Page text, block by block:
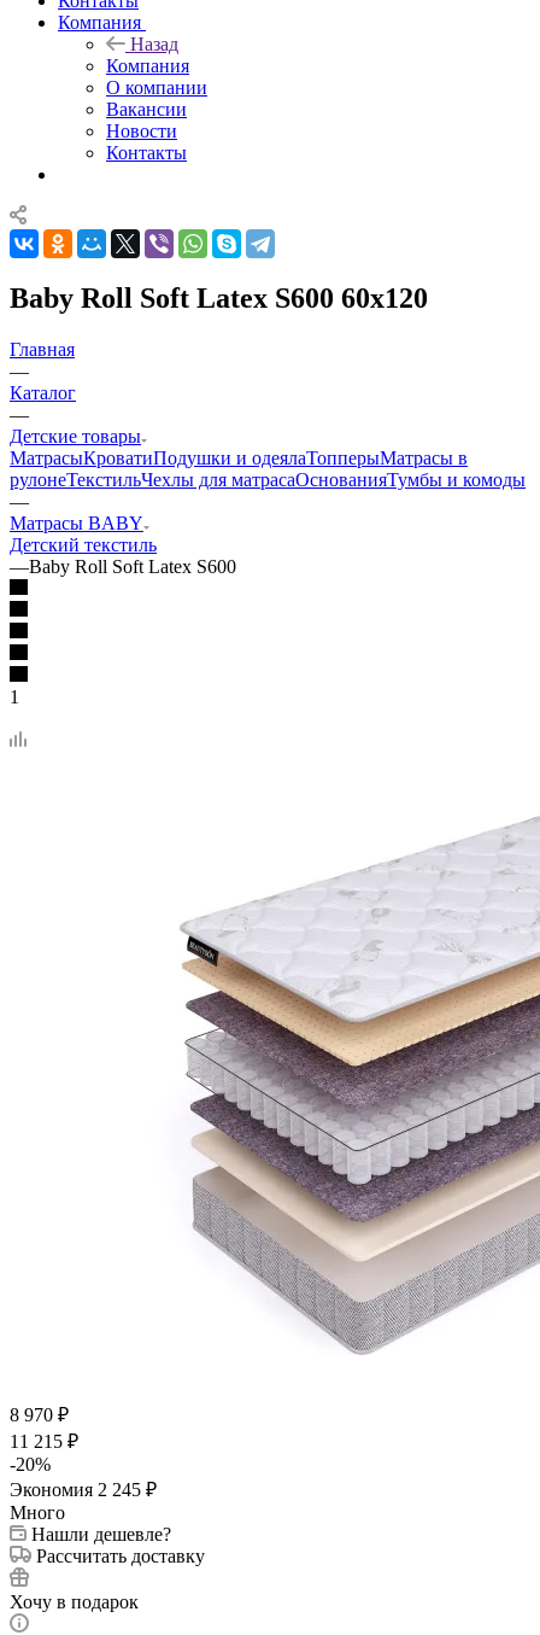
Компания
Назад
Компания
О компании
Вакансии
Новости
Контакты
Baby Roll Soft Latex S600 60x120
Главная
—
Каталог
—
Детские товары
МатрасыКроватиПодушки и одеялаТопперыМатрасы в
рулонеТекстильЧехлы для матрасаОснованияТумбы и комоды
—
Матрасы BABY
Детский текстиль
—Baby Roll Soft Latex S600
1
8 970 ₽
11 215 ₽
-20%
Экономия 2 245 ₽
Много
Нашли дешевле?
Рассчитать доставку
Хочу в подарок